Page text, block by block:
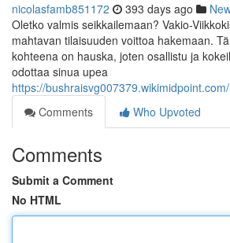
nicolasfamb851172 393 days ago
Oletko valmis seikkailemaan? Vakio-
mahtavan tilaisuuden voittoa hakemaan.
kohteena on hauska, joten osallistu ja
odottaa sinua upea
https://
Comments
Who Upvoted
Comments
Submit a Comment
No HTML